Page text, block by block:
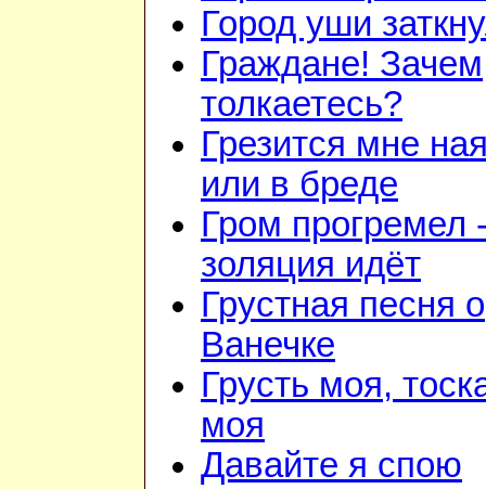
Город уши
Граждане! Зачем
толкаетесь?
Грезится мне
или в бреде
Гром прогремел
золяция идёт
Грустная песня о
Ванечке
Грусть моя,
моя
Давайте я спою